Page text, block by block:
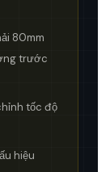
80mm
trước
tốc độ
hiệu